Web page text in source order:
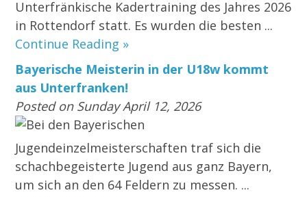
Unterfränkische Kadertraining des Jahres 2026
in Rottendorf statt. Es wurden die besten ...
Continue Reading »
Bayerische Meisterin in der U18w kommt
aus Unterfranken!
Posted on Sunday April 12, 2026
Bei den Bayerischen
Jugendeinzelmeisterschaften traf sich die
schachbegeisterte Jugend aus ganz Bayern,
um sich an den 64 Feldern zu messen. ...